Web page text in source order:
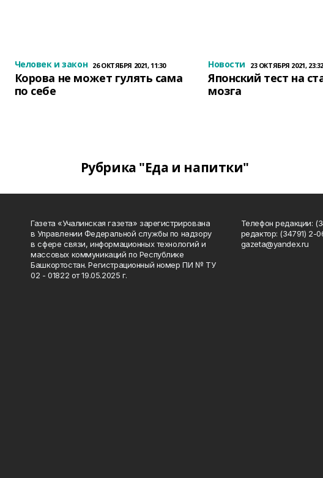
Человек и закон 26 ОКТЯБРЯ 2021, 11:30
Корова не может гулять сама
по себе
Новости 23 ОКТЯБРЯ 2021, 23:32
Японский тест на
мозга
Рубрика "Еда и напитки"
Газета «Учалинская газета» зарегистрирована
в Управлении Федеральной службы по надзору
в сфере связи, информационных технологий и
массовых коммуникаций по Республике
Башкортостан. Регистрационный номер ПИ № ТУ
02 - 01822 от 19.05.2025 г.
Телефон редакции:
редактор: (34791) 2-
gazeta@yandex.ru